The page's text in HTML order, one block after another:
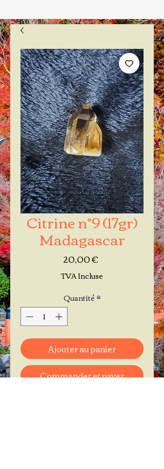
Citrine n°9 (17gr)
Madagascar
20,00 €Prix
TVA Incluse
Quantité*
Ajouter au panier
Commander et payer